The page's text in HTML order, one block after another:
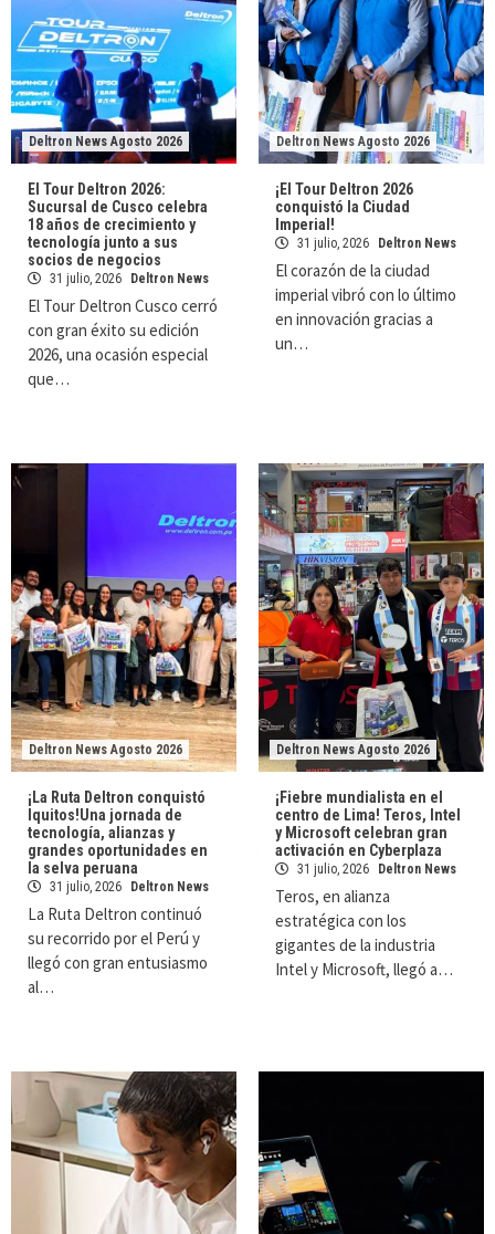
Deltron News Agosto 2026
El Tour Deltron 2026:
Sucursal de Cusco celebra
18 años de crecimiento y
tecnología junto a sus
socios de negocios
31 julio, 2026 Deltron News
El Tour Deltron Cusco cerró
con gran éxito su edición
2026, una ocasión especial
que…
Deltron News Agosto 2026
¡El Tour Deltron 2026
conquistó la Ciudad
Imperial!
31 julio, 2026 Deltron News
El corazón de la ciudad
imperial vibró con lo último
en innovación gracias a
un…
Deltron News Agosto 2026
¡La Ruta Deltron conquistó
Iquitos!Una jornada de
tecnología, alianzas y
grandes oportunidades en
la selva peruana
31 julio, 2026 Deltron News
La Ruta Deltron continuó
su recorrido por el Perú y
llegó con gran entusiasmo
al…
Deltron News Agosto 2026
¡Fiebre mundialista en el
centro de Lima! Teros, Intel
y Microsoft celebran gran
activación en Cyberplaza
31 julio, 2026 Deltron News
Teros, en alianza
estratégica con los
gigantes de la industria
Intel y Microsoft, llegó a…